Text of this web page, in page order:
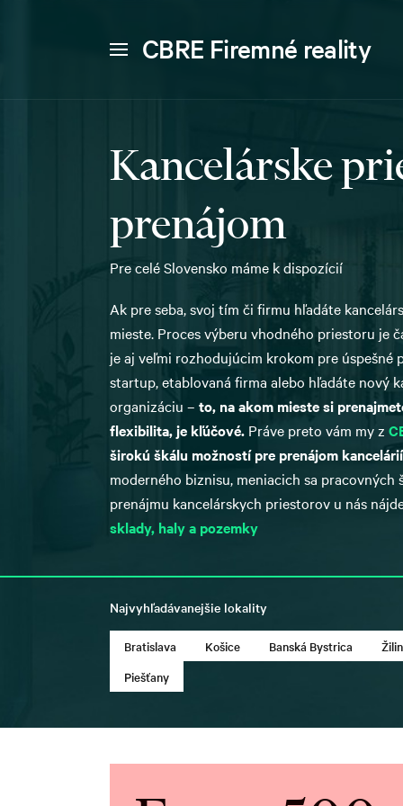
CBRE Firemné reality
Kancelárske
prenájom
Pre celé Slovensko máme k dispozícií
Ak pre seba, svoj tím či firmu hľadáte
mieste. Proces výberu vhodného priestoru je
je aj veľmi rozhodujúcim krokom pre úspešné
startup, etablovaná firma alebo hľadáte nový
organizáciu – to, na akom mieste si
flexibilita, je kľúčové. Práve preto vám my z
širokú škálu možností pre prenájom
moderného biznisu, meniacich sa pracovných
prenájmu kancelárskych priestorov u nás
sklady, haly a pozemky
Najvyhľadávanejšie lokality
Bratislava Košice Banská Bystrica
Piešťany